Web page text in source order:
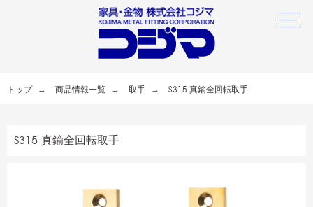
トップ 商品情報一覧 取手 S315 真鍮全回転取手
S315 真鍮全回転取手